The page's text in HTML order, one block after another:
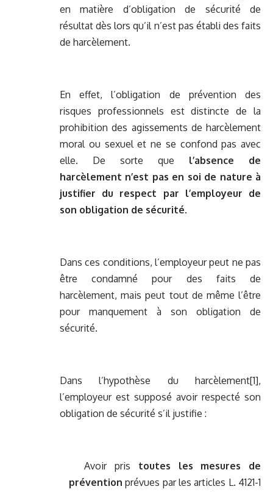
en matière d’obligation de sécurité de
résultat dès lors qu’il n’est pas établi des faits
de harcèlement.
En effet, l’obligation de prévention des
risques professionnels est distincte de la
prohibition des agissements de harcèlement
moral ou sexuel et ne se confond pas avec
elle. De sorte que l’absence de
harcèlement n’est pas en soi de nature à
justifier du respect par l’employeur de
son obligation de sécurité.
Dans ces conditions, l’employeur peut ne pas
être condamné pour des faits de
harcèlement, mais peut tout de même l’être
pour manquement à son obligation de
sécurité.
Dans l’hypothèse du harcèlement[1],
l’employeur est supposé avoir respecté son
obligation de sécurité s’il justifie :
Avoir pris toutes les mesures de
prévention prévues par les articles L. 4121-1